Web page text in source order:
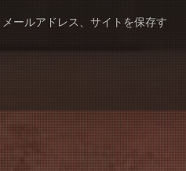
ールアドレス、サイトを保存す